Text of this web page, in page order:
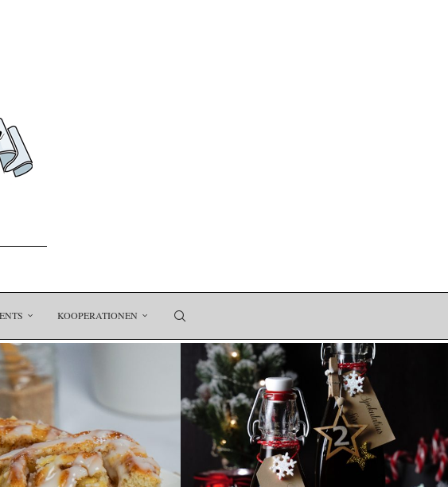
KOOPERATIONEN